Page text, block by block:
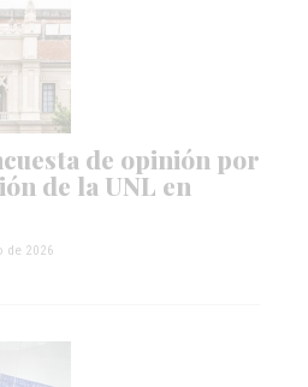
de opinión por
de la UNL en
de 2026